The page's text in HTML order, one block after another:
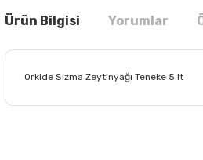
Ürün Bilgisi Yorumlar
Orkide Sızma Zeytinyağı Teneke 5 lt